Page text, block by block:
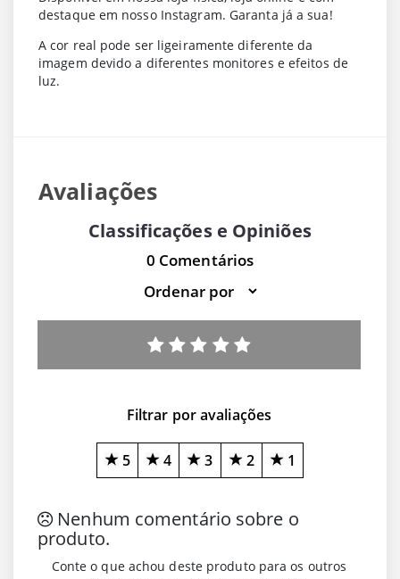
destaque em nosso Instagram. Garanta já a sua!
A cor real pode ser ligeiramente diferente da
imagem devido a diferentes monitores e efeitos de
luz.
Avaliações
Classificações e Opiniões
0 Comentários
Filtrar por avaliações
5 4 3 2 1
Nenhum comentário sobre o
produto.
Conte o que achou deste produto para os outros